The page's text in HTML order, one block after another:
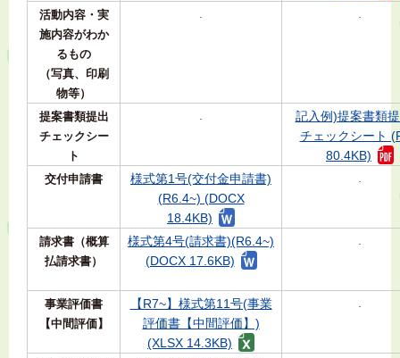
活動内容・実
施内容がわか
るもの
（写真、印刷
物等）
- -
提案書類提出
チェックシー
ト
-
記入例)提案書類
チェックシート
80.4KB)
交付申請書
様式第1号(交付金申請書)
(R6.4~) (DOCX
18.4KB)
-
請求書（概算
払請求書）
様式第4号(請求書)(R6.4~)
(DOCX 17.6KB)
-
事業評価書
【中間評価】
【R7~】様式第11号(事業
評価書【中間評価】)
(XLSX 14.3KB)
-